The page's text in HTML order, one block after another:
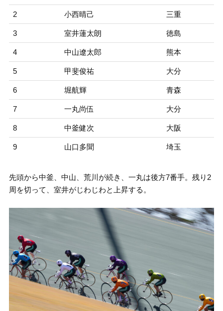
2 小西晴己 三重
3 室井蓮太朗 徳島
4 中山遼太郎 熊本
5 甲斐俊祐 大分
6 堀航輝 青森
7 一丸尚伍 大分
8 中釜健次 大阪
9 山口多聞 埼玉
先頭から中釜、中山、荒川が続き、一丸は後方7番手。残り2
周を切って、室井がじわじわと上昇する。